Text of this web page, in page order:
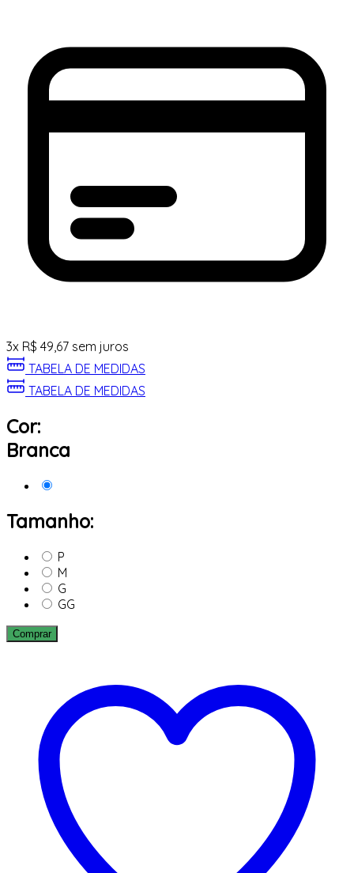
3x R$ 49,67 sem juros
TABELA DE MEDIDAS
TABELA DE MEDIDAS
Cor:
Branca
Tamanho:
P
M
G
GG
Comprar